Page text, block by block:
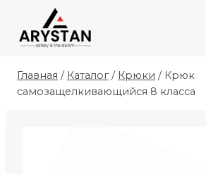
Перейти
содержимому
Главная / Каталог / Крюки / Крюк
самозащелкивающийся 8 класса